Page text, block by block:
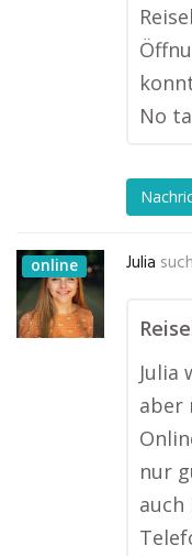
No
online Julia
Julia
aber
nur
auch